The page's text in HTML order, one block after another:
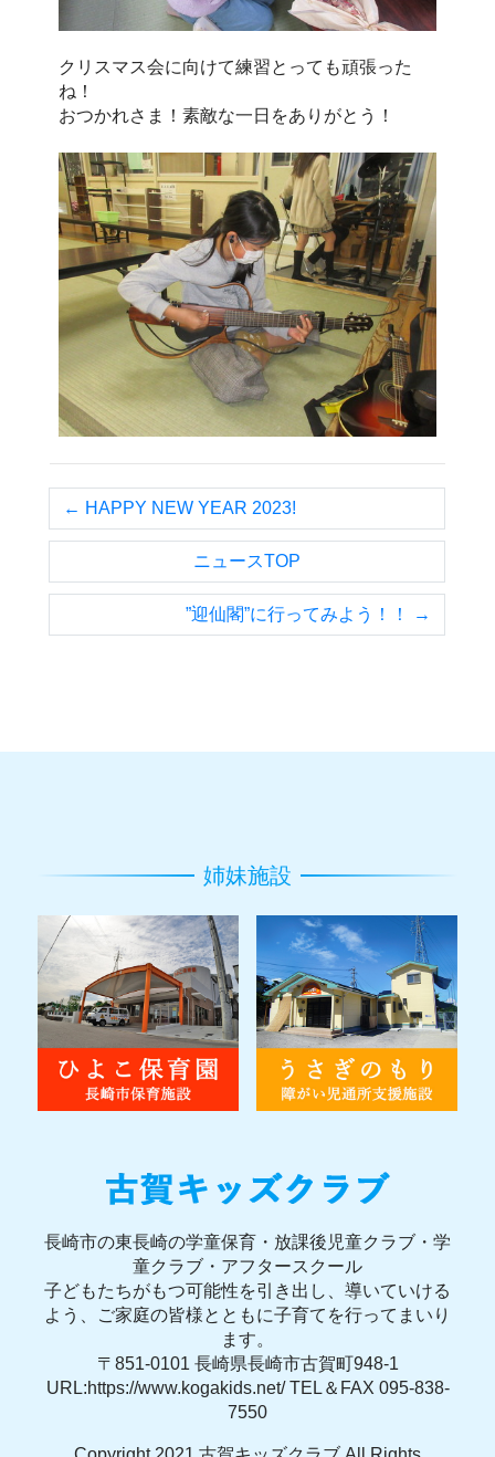
クリスマス会に向けて練習とっても頑張った
ね！
おつかれさま！素敵な一日をありがとう！
← HAPPY NEW YEAR 2023!
ニュースTOP
”迎仙閣”に行ってみよう！！ →
姉妹施設
長崎市の東長崎の学童保育・放課後児童クラブ・学
童クラブ・アフタースクール
子どもたちがもつ可能性を引き出し、導いていける
よう、ご家庭の皆様とともに子育てを行ってまいり
ます。
〒851-0101 長崎県長崎市古賀町948-1
URL:https://www.kogakids.net/ TEL＆FAX 095-838-
7550